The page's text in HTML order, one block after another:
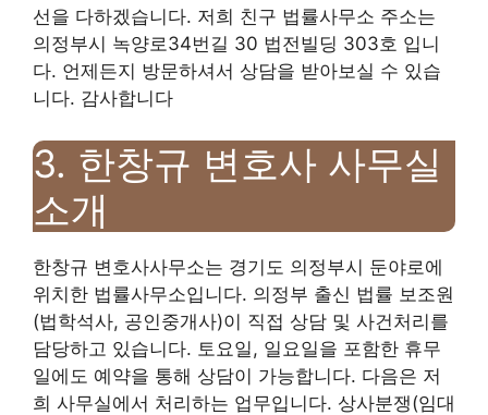
선을 다하겠습니다. 저희 친구 법률사무소 주소는
의정부시 녹양로34번길 30 법전빌딩 303호 입니
다. 언제든지 방문하셔서 상담을 받아보실 수 있습
니다. 감사합니다
3. 한창규 변호사 사무실
소개
한창규 변호사사무소는 경기도 의정부시 둔야로에
위치한 법률사무소입니다. 의정부 출신 법률 보조원
(법학석사, 공인중개사)이 직접 상담 및 사건처리를
담당하고 있습니다. 토요일, 일요일을 포함한 휴무
일에도 예약을 통해 상담이 가능합니다. 다음은 저
희 사무실에서 처리하는 업무입니다. 상사분쟁(임대